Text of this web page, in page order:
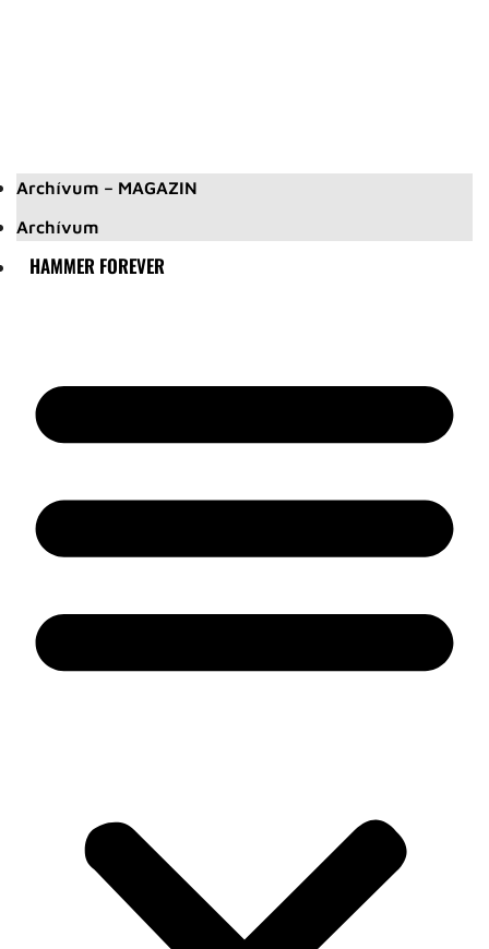
Archívum – MAGAZIN
Archívum
HAMMER FOREVER